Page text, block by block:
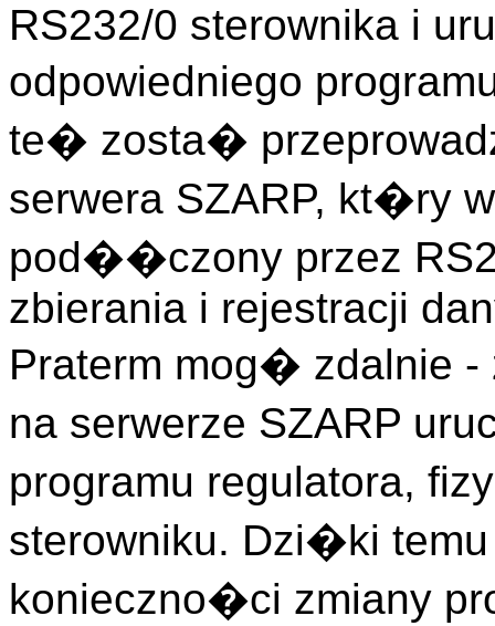
RS232/0 sterownika i
odpowiedniego
te� zosta�
serwera SZARP, kt�ry
pod��czony przez
zbierania i rejestracji
Praterm mog� zdalnie -
na serwerze SZARP
programu regulatora,
sterowniku. Dzi�ki
konieczno�ci zmiany